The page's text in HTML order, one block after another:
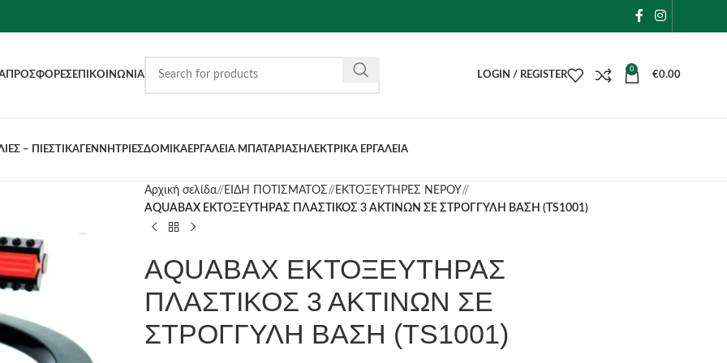
ΠΡΟΣΦΟΡΈΣΕΠΙΚΟΙΝΩΝΊΑ LOGIN / REGISTER
0
€0.00
– ΠΙΕΣΤΙΚΑ ΓΕΝΝΗΤΡΙΕΣΔΟΜΙΚΑΕΡΓΑΛΕΙΑ ΜΠΑΤΑΡΙΑΣΗΛΕΚΤΡΙΚΑ ΕΡΓΑΛΕΙΑ
Αρχική σελίδα/ ΕΙΔΗ ΠΟΤΙΣΜΑΤΟΣ/ ΕΚΤΟΞΕΥΤΗΡΕΣ ΝΕΡΟΥ/
AQUABAX ΕΚΤΟΞΕΥΤΗΡΑΣ ΠΛΑΣΤΙΚΟΣ 3 ΑΚΤΙΝΩΝ ΣΕ ΣΤΡΟΓΓΥΛΗ ΒΑΣΗ (TS1001)
AQUABAX ΕΚΤΟΞΕΥΤΗΡΑΣ
ΠΛΑΣΤΙΚΟΣ 3 ΑΚΤΙΝΩΝ ΣΕ
ΣΤΡΟΓΓΥΛΗ ΒΑΣΗ (TS1001)